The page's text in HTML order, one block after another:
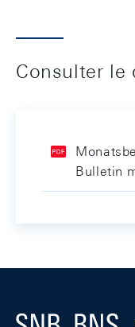
Consulter le
Bulletin
Logo